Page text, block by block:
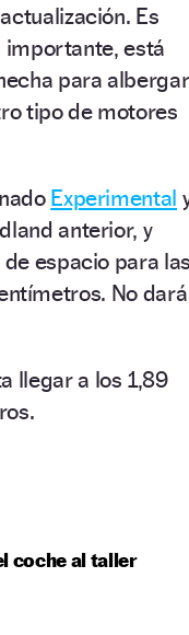
Es
importante, está
para albergar
tipo de motores
Experimental
anterior, y
espacio para
No dará
llegar a los 1,89
coche al taller